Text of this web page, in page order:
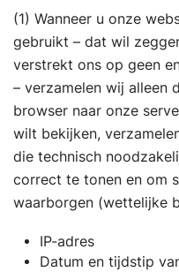
(1) Wanneer u onze
gebruikt – dat wil
verstrekt ons op geen
– verzamelen wij alleen
browser naar onze
wilt bekijken,
die technisch
correct te tonen en om
waarborgen (wettelijke
IP-adres
Datum en tijdstip